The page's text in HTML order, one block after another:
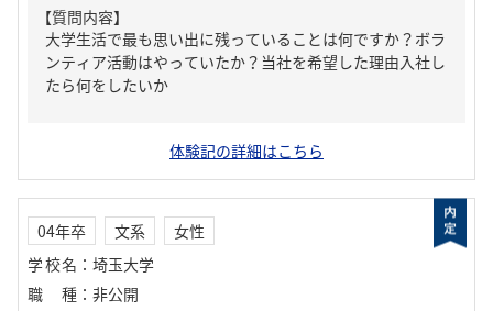
【質問内容】
大学生活で最も思い出に残っていることは何ですか？ボラ
ンティア活動はやっていたか？当社を希望した理由入社し
たら何をしたいか
体験記の詳細はこちら
04年卒 文系
女性
学校名 ： 埼玉大学
職種 ： 非公開